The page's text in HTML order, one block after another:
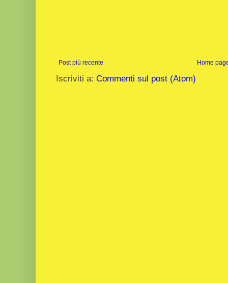
Post più recente Home
Iscriviti a: Commenti sul post (Atom)